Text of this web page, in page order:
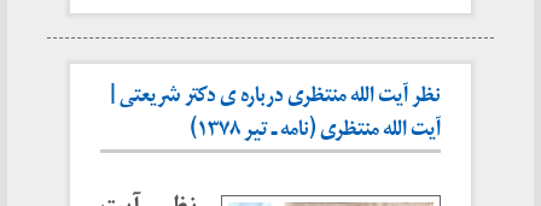
نظر آیت الله منتظری درباره ی دکتر شریعتی |
آیت الله منتظری (نامه ـ تیر ۱۳۷۸)